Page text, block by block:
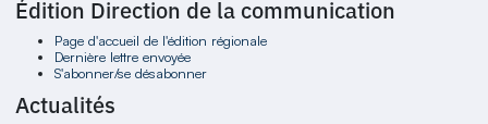
Édition Direction de la communication
Page d'accueil de l'édition régionale
Dernière lettre envoyée
S'abonner/se désabonner
Actualités